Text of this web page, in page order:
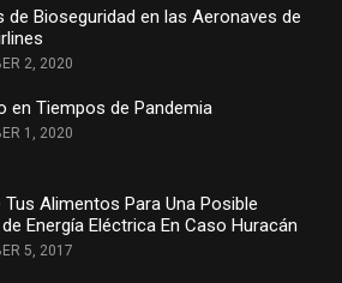
de Bioseguridad en las Aeronaves de
2, 2020
en Tiempos de Pandemia
1, 2020
Tus Alimentos Para Una Posible
Energía Eléctrica En Caso Huracán
5, 2017